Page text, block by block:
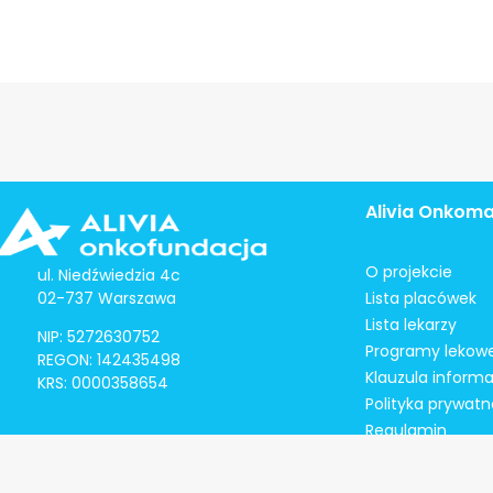
ul. Niedźwiedzia 4c
02-737 Warszawa
NIP: 5272630752
REGON: 142435498
KRS: 0000358654
Alivia
O projekcie
Lista placówek
Lista lekarzy
Programy
Klauzula
Polityka
Regulamin